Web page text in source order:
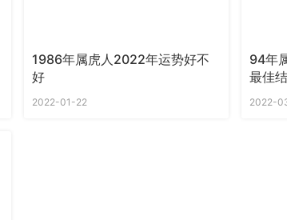
1986年属虎人2022年运势好不
好
2022-01-22
94年
最佳
2022-